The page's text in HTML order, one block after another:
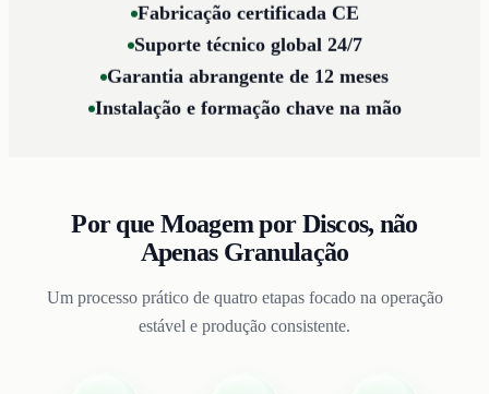
Fabricação certificada CE
Suporte técnico global 24/7
Garantia abrangente de 12 meses
Instalação e formação chave na mão
Por que Moagem por Discos, não
Apenas Granulação
Um processo prático de quatro etapas focado na operação
estável e produção consistente.